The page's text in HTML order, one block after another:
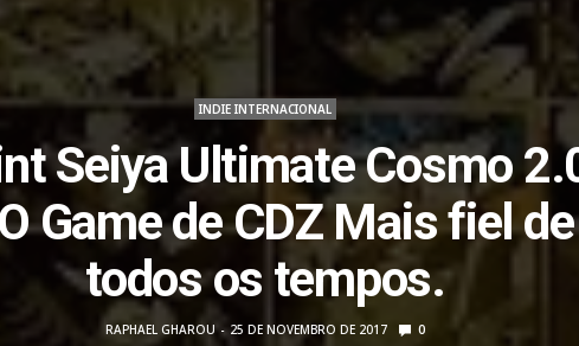
INDIE INTERNACIONAL
Seiya Ultimate Cosmo
Game de CDZ Mais fiel de
todos os tempos.
RAPHAEL GHAROU 25 DE NOVEMBRO DE 2017 0